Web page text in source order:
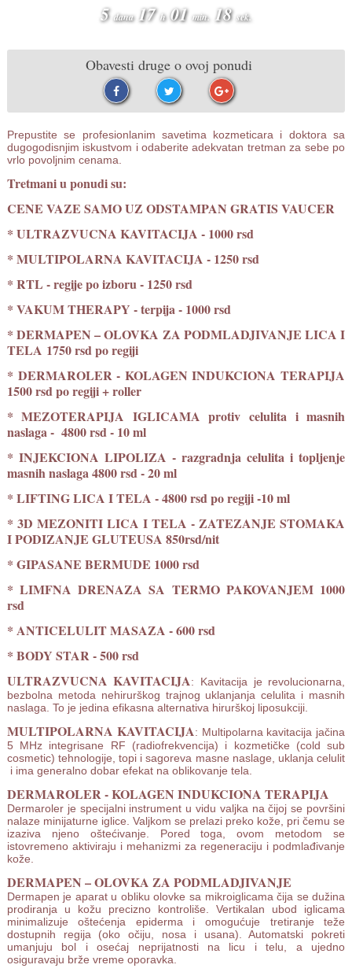
5dana 17h 01min. 17sek.
Obavesti druge o ovoj ponudi
Prepustite se profesionlanim savetima kozmeticara i doktora sa
dugogodisnjim iskustvom i odaberite adekvatan tretman za sebe po
vrlo povoljnim cenama.
Tretmani u ponudi su:
CENE VAZE SAMO UZ ODSTAMPAN GRATIS VAUCER
* ULTRAZVUCNA KAVITACIJA - 1000 rsd
* MULTIPOLARNA KAVITACIJA - 1250 rsd
* RTL - regije po izboru - 1250 rsd
* VAKUM THERAPY - terpija - 1000 rsd
* DERMAPEN – OLOVKA ZA PODMLADJIVANJE LICA I
TELA 1750 rsd po regiji
* DERMAROLER - KOLAGEN INDUKCIONA TERAPIJA
1500 rsd po regiji + roller
* MEZOTERAPIJA IGLICAMA protiv celulita i masnih
naslaga - 4800 rsd - 10 ml
* INJEKCIONA LIPOLIZA - razgradnja celulita i topljenje
masnih naslaga 4800 rsd - 20 ml
* LIFTING LICA I TELA - 4800 rsd po regiji -10 ml
* 3D MEZONITI LICA I TELA - ZATEZANJE STOMAKA
I PODIZANJE GLUTEUSA 850rsd/nit
* GIPASANE BERMUDE 1000 rsd
* LIMFNA DRENAZA SA TERMO PAKOVANJEM 1000
rsd
* ANTICELULIT MASAZA - 600 rsd
* BODY STAR - 500 rsd
ULTRAZVUCNA KAVITACIJA: Kavitacija je revolucionarna,
bezbolna metoda nehirurškog trajnog uklanjanja celulita i masnih
naslaga. To je jedina efikasna alternativa hirurškoj liposukciji.
MULTIPOLARNA KAVITACIJA: Multipolarna kavitacija jačina
5 MHz integrisane RF (radiofrekvencija) i kozmetičke (cold sub
cosmetic) tehnologije, topi i sagoreva masne naslage, uklanja celulit
i ima generalno dobar efekat na oblikovanje tela.
DERMAROLER - KOLAGEN INDUKCIONA TERAPIJA
Dermaroler je specijalni instrument u vidu valjka na čijoj se površini
nalaze minijaturne iglice. Valjkom se prelazi preko kože, pri čemu se
izaziva njeno oštećivanje. Pored toga, ovom metodom se
istovremeno aktiviraju i mehanizmi za regeneraciju i podmlađivanje
kože.
DERMAPEN – OLOVKA ZA PODMLADJIVANJE
Dermapen je aparat u obliku olovke sa mikroiglicama čija se dužina
prodiranja u kožu precizno kontroliše. Vertikalan ubod iglicama
minimalizuje oštećenja epiderma i omogućuje tretiranje teže
dostupnih regija (oko očiju, nosa i usana). Automatski pokreti
umanjuju bol i osećaj neprijatnosti na licu i telu, a ujedno
osiguravaju brže vreme oporavka.